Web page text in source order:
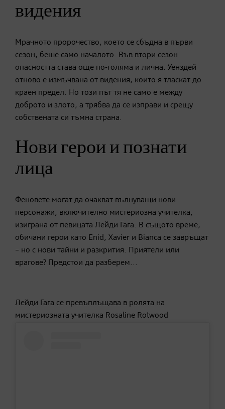
видения
Мрачното пророчество, което се сбъдна в първи
сезон, беше само началото. Във втори сезон
опасността става още по-голяма и лична. Уенздей
отново е измъчвана от видения, които я тласкат до
краен предел. Но този път тя не само е между
доброто и злото, а трябва да се изправи и срещу
собствената си тъмна страна.
Нови герои и познати
лица
Феновете могат да очакват вълнуващи нови
персонажи, включително мистериозна учителка,
изиграна от певицата Лейди Гага. В същото време,
обичани герои като Enid, Xavier и Bianca се завръщат
– но с нови тайни и разкрития. Приятели или
врагове? Предстои да разберем...
Лейди Гага се превъплъщава в ролята на
мистериозната учителка Rosaline Rotwood